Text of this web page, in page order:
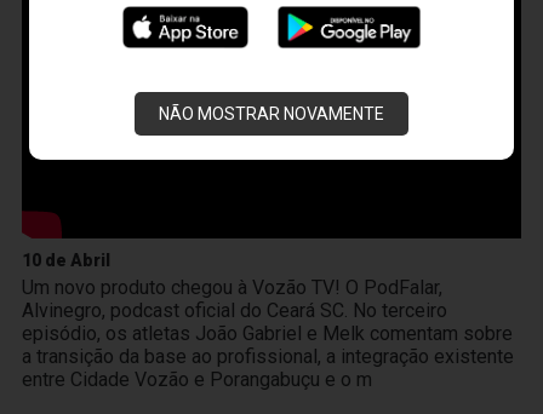
NÃO MOSTRAR NOVAMENTE
10 de Abril
Um novo produto chegou à Vozão TV! O PodFalar,
Alvinegro, podcast oficial do Ceará SC. No terceiro
episódio, os atletas João Gabriel e Melk comentam sobre
a transição da base ao profissional, a integração existente
entre Cidade Vozão e Porangabuçu e o m